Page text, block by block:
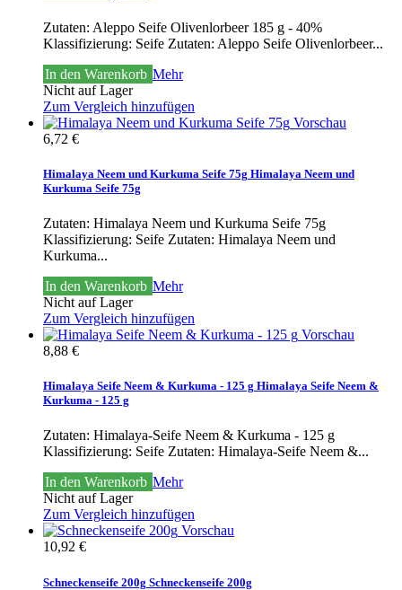
Zutaten: Aleppo Seife Olivenlorbeer 185 g - 40%
Klassifizierung: Seife Zutaten: Aleppo Seife Olivenlorbeer...
In den Warenkorb Mehr
Nicht auf Lager
Zum Vergleich hinzufügen
Vorschau
6,72 €
Himalaya Neem und Kurkuma Seife 75g Himalaya Neem und
Kurkuma Seife 75g
Zutaten: Himalaya Neem und Kurkuma Seife 75g
Klassifizierung: Seife Zutaten: Himalaya Neem und
Kurkuma...
In den Warenkorb Mehr
Nicht auf Lager
Zum Vergleich hinzufügen
Vorschau
8,88 €
Himalaya Seife Neem & Kurkuma - 125 g Himalaya Seife Neem &
Kurkuma - 125 g
Zutaten: Himalaya-Seife Neem & Kurkuma - 125 g
Klassifizierung: Seife Zutaten: Himalaya-Seife Neem &...
In den Warenkorb Mehr
Nicht auf Lager
Zum Vergleich hinzufügen
Vorschau
10,92 €
Schneckenseife 200g Schneckenseife 200g